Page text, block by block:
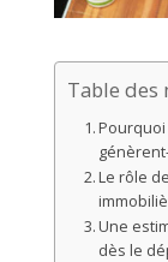
Table des
Le rôle
Une
dès le